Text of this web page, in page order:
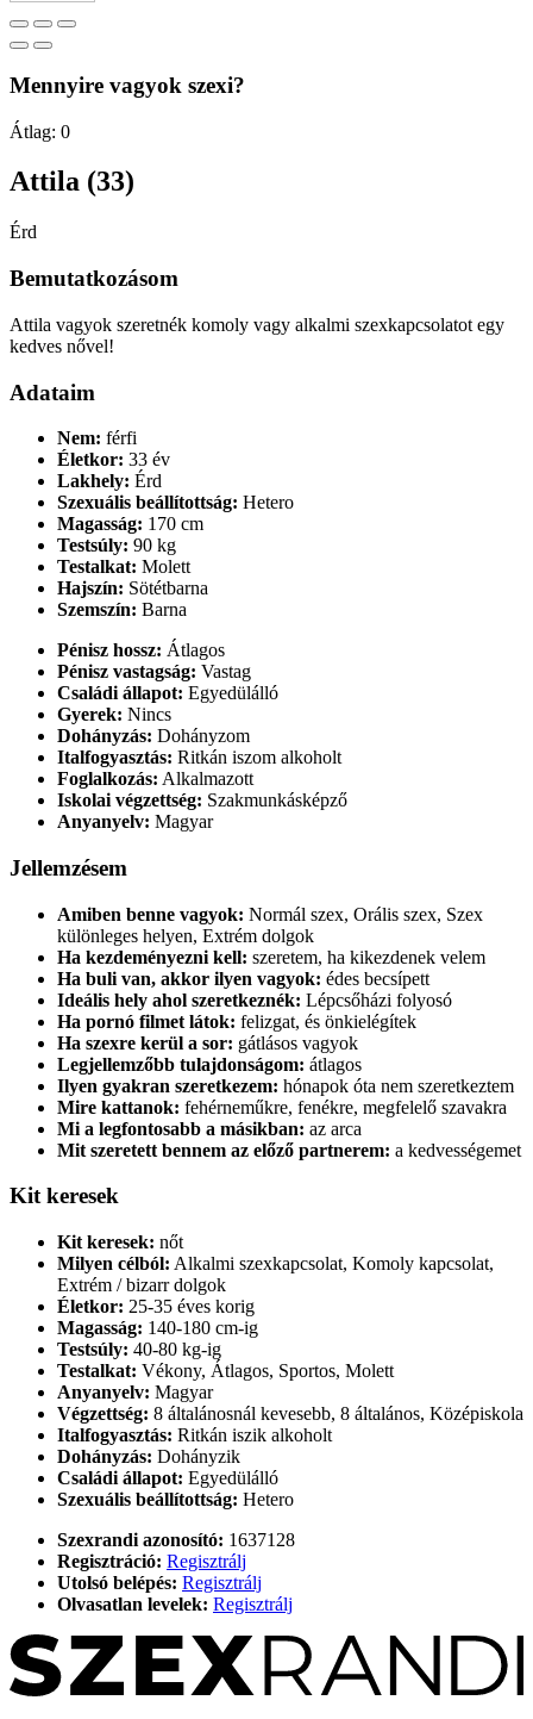
Mennyire vagyok szexi?
Átlag: 0
Attila (33)
Érd
Bemutatkozásom
Attila vagyok szeretnék komoly vagy alkalmi szexkapcsolatot egy
kedves nővel!
Adataim
Nem: férfi
Életkor: 33 év
Lakhely: Érd
Szexuális beállítottság: Hetero
Magasság: 170 cm
Testsúly: 90 kg
Testalkat: Molett
Hajszín: Sötétbarna
Szemszín: Barna
Pénisz hossz: Átlagos
Pénisz vastagság: Vastag
Családi állapot: Egyedülálló
Gyerek: Nincs
Dohányzás: Dohányzom
Italfogyasztás: Ritkán iszom alkoholt
Foglalkozás: Alkalmazott
Iskolai végzettség: Szakmunkásképző
Anyanyelv: Magyar
Jellemzésem
Amiben benne vagyok: Normál szex, Orális szex, Szex
különleges helyen, Extrém dolgok
Ha kezdeményezni kell: szeretem, ha kikezdenek velem
Ha buli van, akkor ilyen vagyok: édes becsípett
Ideális hely ahol szeretkeznék: Lépcsőházi folyosó
Ha pornó filmet látok: felizgat, és önkielégítek
Ha szexre kerül a sor: gátlásos vagyok
Legjellemzőbb tulajdonságom: átlagos
Ilyen gyakran szeretkezem: hónapok óta nem szeretkeztem
Mire kattanok: fehérneműkre, fenékre, megfelelő szavakra
Mi a legfontosabb a másikban: az arca
Mit szeretett bennem az előző partnerem: a kedvességemet
Kit keresek
Kit keresek: nőt
Milyen célból: Alkalmi szexkapcsolat, Komoly kapcsolat,
Extrém / bizarr dolgok
Életkor: 25-35 éves korig
Magasság: 140-180 cm-ig
Testsúly: 40-80 kg-ig
Testalkat: Vékony, Átlagos, Sportos, Molett
Anyanyelv: Magyar
Végzettség: 8 általánosnál kevesebb, 8 általános, Középiskola
Italfogyasztás: Ritkán iszik alkoholt
Dohányzás: Dohányzik
Családi állapot: Egyedülálló
Szexuális beállítottság: Hetero
Szexrandi azonosító: 1637128
Regisztráció: Regisztrálj
Utolsó belépés: Regisztrálj
Olvasatlan levelek: Regisztrálj